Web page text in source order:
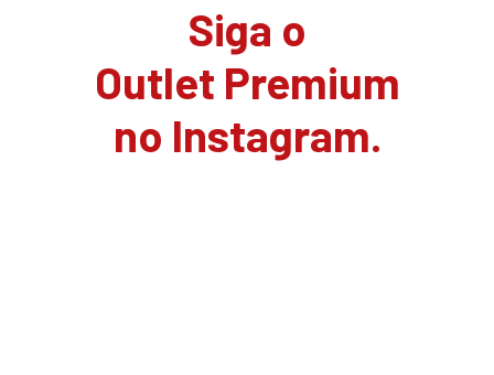
Siga o
Outlet Premium
no Instagram.